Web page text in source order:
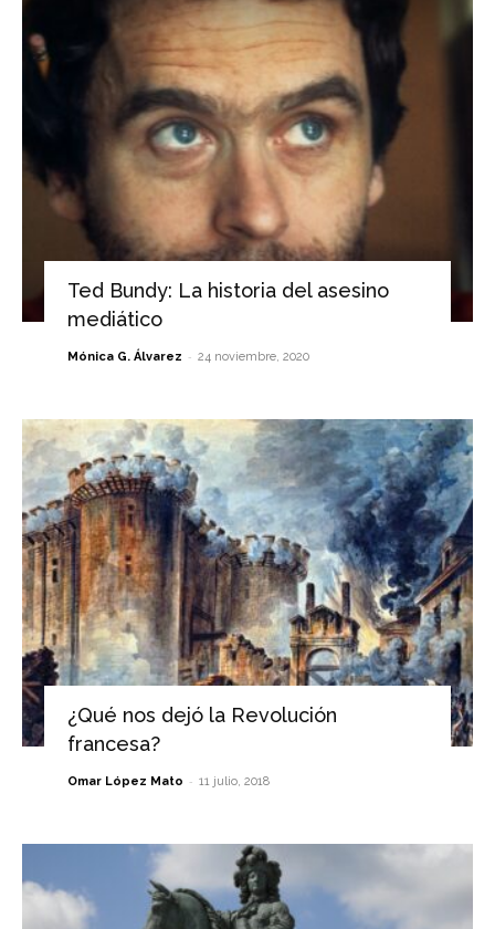
Ted Bundy: La historia del asesino
mediático
Mónica G. Álvarez - 24 noviembre, 2020
¿Qué nos dejó la Revolución
francesa?
Omar López Mato - 11 julio, 2018